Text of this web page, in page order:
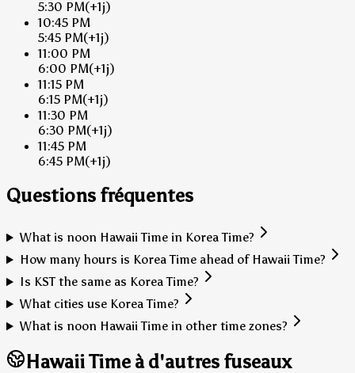
5:30 PM(+1j)
10:45 PM
5:45 PM(+1j)
11:00 PM
6:00 PM(+1j)
11:15 PM
6:15 PM(+1j)
11:30 PM
6:30 PM(+1j)
11:45 PM
6:45 PM(+1j)
Questions fréquentes
What is noon Hawaii Time in Korea Time?
How many hours is Korea Time ahead of Hawaii Time?
Is KST the same as Korea Time?
What cities use Korea Time?
What is noon Hawaii Time in other time zones?
Hawaii Time à d'autres fuseaux